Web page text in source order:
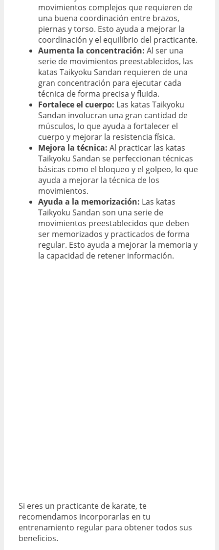
movimientos complejos que requieren de
una buena coordinación entre brazos,
piernas y torso. Esto ayuda a mejorar la
coordinación y el equilibrio del practicante.
Aumenta la concentración: Al ser una
serie de movimientos preestablecidos, las
katas Taikyoku Sandan requieren de una
gran concentración para ejecutar cada
técnica de forma precisa y fluida.
Fortalece el cuerpo: Las katas Taikyoku
Sandan involucran una gran cantidad de
músculos, lo que ayuda a fortalecer el
cuerpo y mejorar la resistencia física.
Mejora la técnica: Al practicar las katas
Taikyoku Sandan se perfeccionan técnicas
básicas como el bloqueo y el golpeo, lo que
ayuda a mejorar la técnica de los
movimientos.
Ayuda a la memorización: Las katas
Taikyoku Sandan son una serie de
movimientos preestablecidos que deben
ser memorizados y practicados de forma
regular. Esto ayuda a mejorar la memoria y
la capacidad de retener información.
Si eres un practicante de karate, te
recomendamos incorporarlas en tu
entrenamiento regular para obtener todos sus
beneficios.